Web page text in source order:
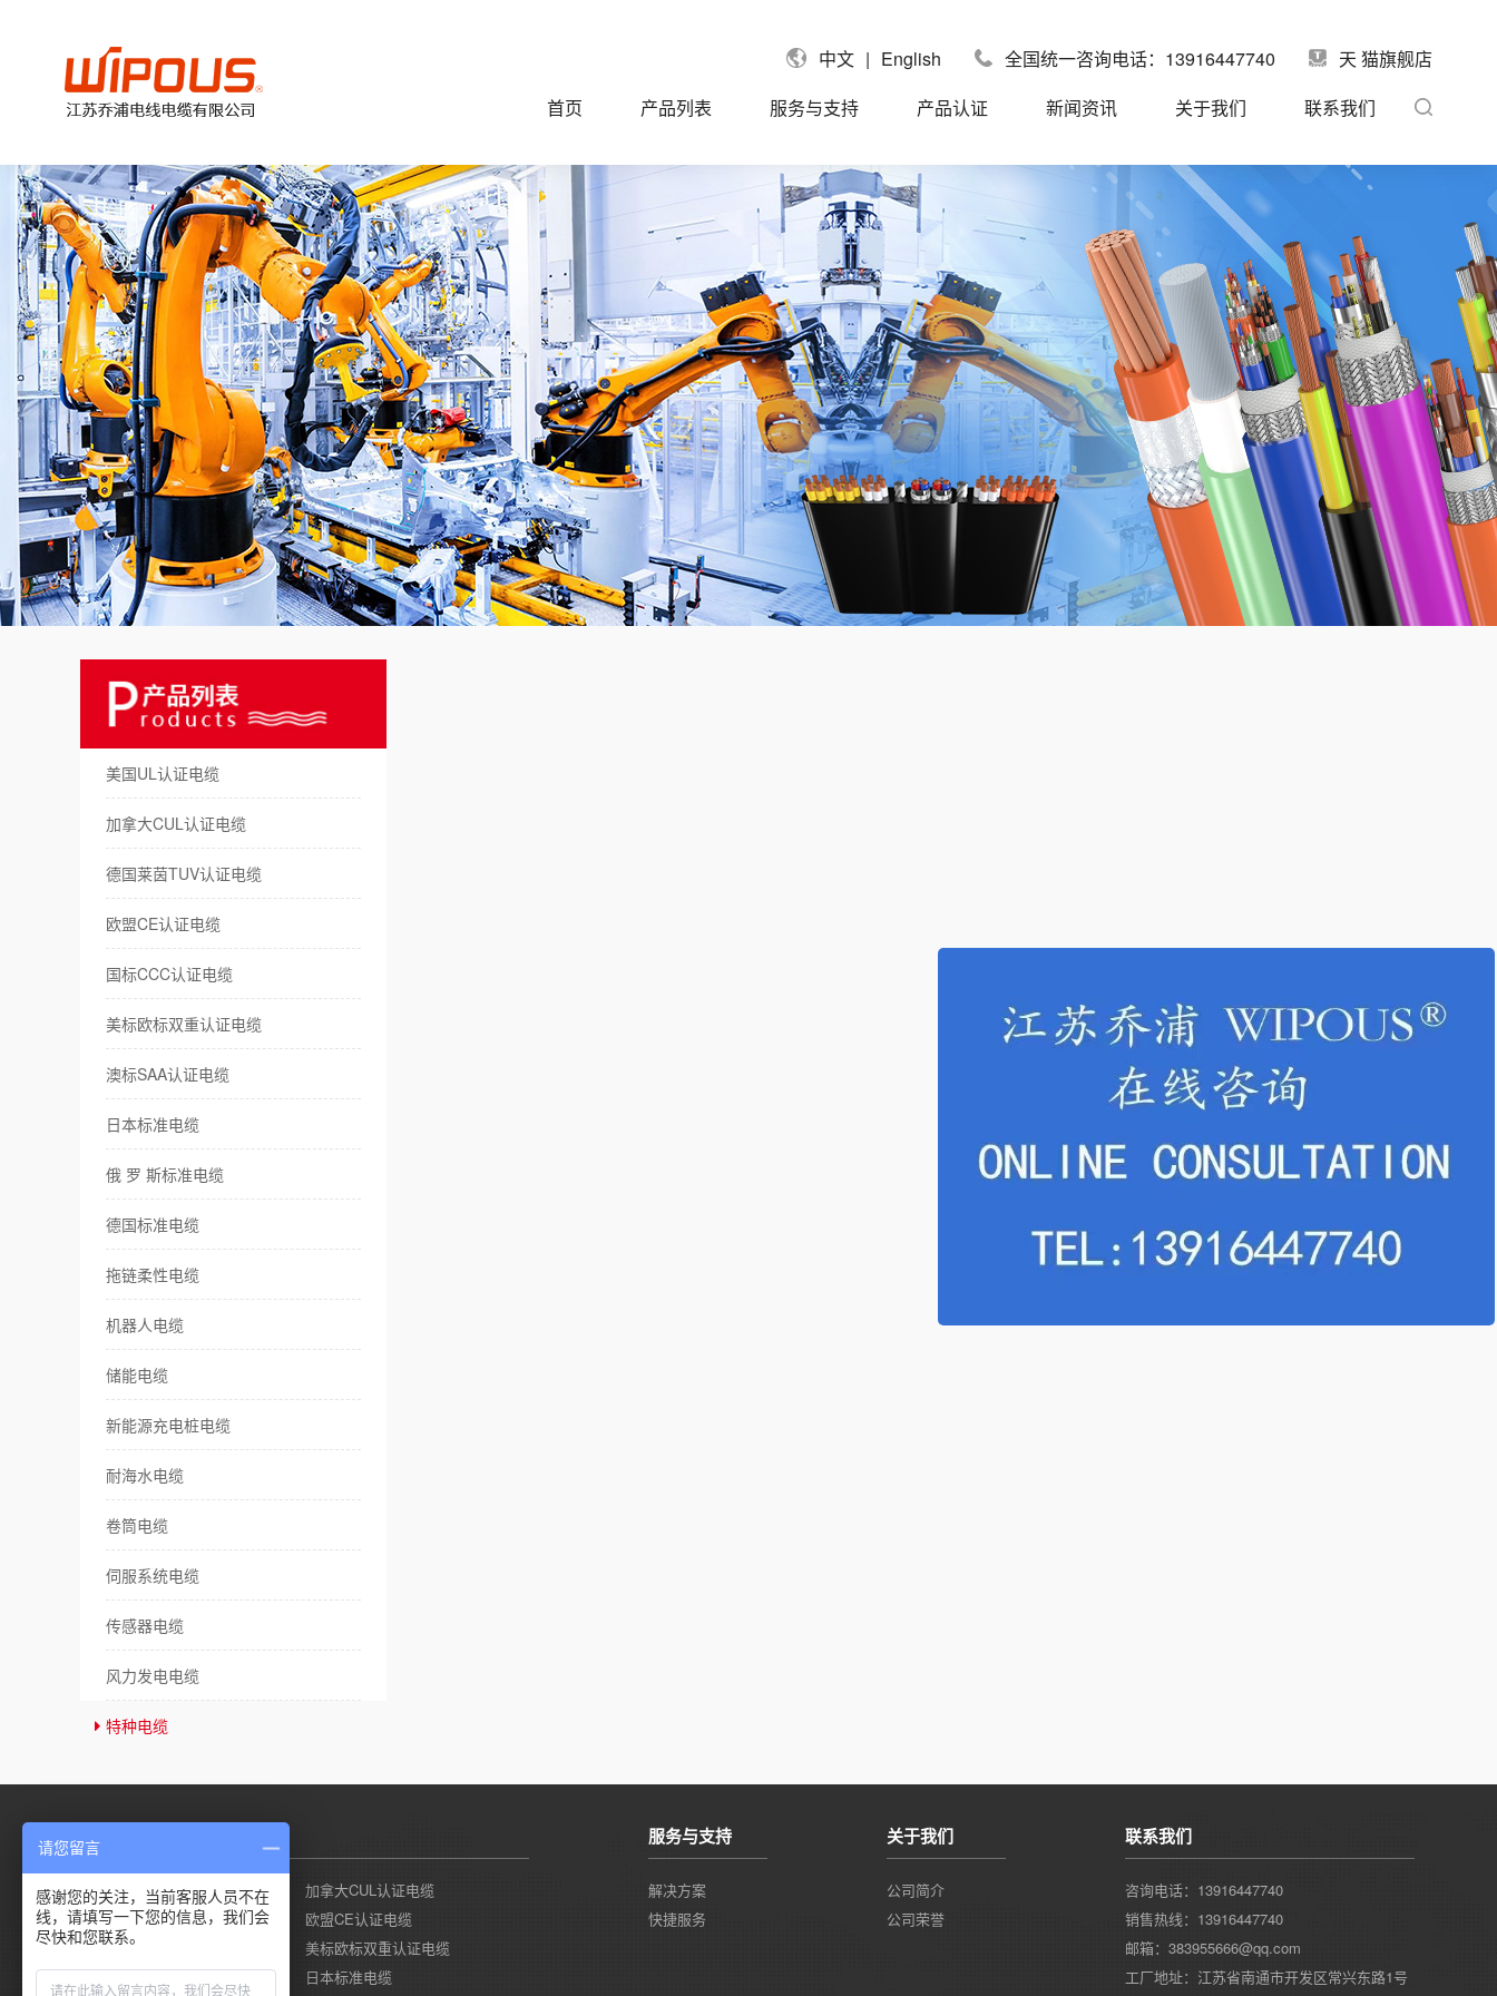
中文 | English 全国统一咨询电话：13916447740
天 猫旗舰店
首页
产品列表
美国UL认证电缆
加拿大CUL认证电缆
德国莱茵TUV认证电缆
欧盟CE认证电缆
国标CCC认证电缆
美标欧标双重认证电缆
澳标SAA认证电缆
日本标准电缆
UL758单芯线
UL758信号电缆
UL758控制电缆
UL758动力电缆
UL758聚氨酯PUR/TPU电缆
UL83标准
UL44标准
UL1277标准
服务与支持 产品认证 新闻资讯 关于我们 联系我们
美国UL认证电缆
加拿大CUL认证电缆
德国莱茵TUV认证电缆
欧盟CE认证电缆
国标CCC认证电缆
美标欧标双重认证电缆
澳标SAA认证电缆
日本标准电缆
俄 罗 斯标准电缆
德国标准电缆
拖链柔性电缆
机器人电缆
储能电缆
新能源充电桩电缆
耐海水电缆
卷筒电缆
伺服系统电缆
传感器电缆
风力发电电缆
特种电缆
产品列表
美国UL认证电缆
加拿大CUL认证电缆
德国莱茵TUV认证电缆
欧盟CE认证电缆
国标CCC认证电缆
美标欧标双重认证电缆
澳标SAA认证电缆
日本标准电缆
服务与支持
解决方案
快捷服务
关于我们
公司简介
公司荣誉
联系我们
咨询电话：13916447740
销售热线：13916447740
邮箱：383955666@qq.com
工厂地址：江苏省南通市开发区常兴东路1号
请您留言
感谢您的关注，当前客服人员不在
线，请填写一下您的信息，我们会
尽快和您联系。